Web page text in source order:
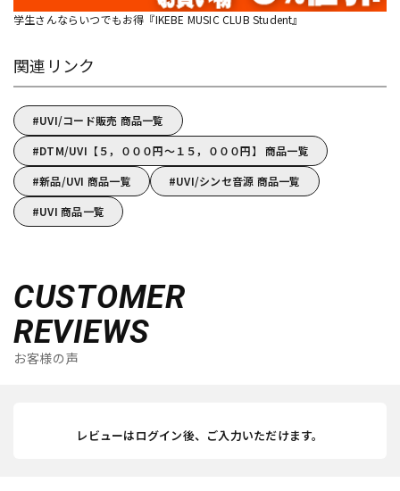
学生さんならいつでもお得『IKEBE MUSIC CLUB Student』
関連リンク
UVI/コード販売 商品一覧
DTM/UVI【５，０００円～１５，０００円】 商品一覧
新品/UVI 商品一覧
UVI/シンセ音源 商品一覧
UVI 商品一覧
CUSTOMER
REVIEWS
お客様の声
レビューはログイン後、ご入力いただけます。